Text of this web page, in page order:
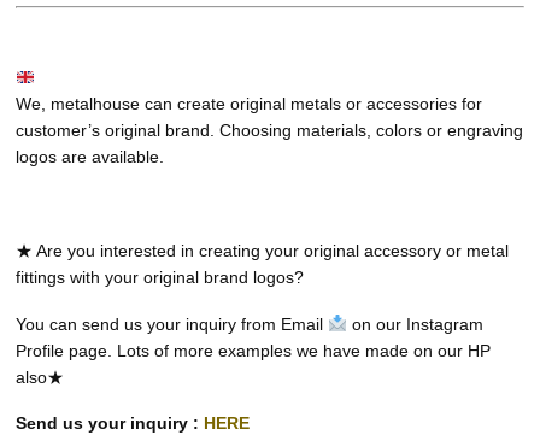
We, metalhouse can create original metals or accessories for
customer’s original brand. Choosing materials, colors or engraving
logos are available.
★ Are you interested in creating your original accessory or metal
fittings with your original brand logos?
You can send us your inquiry from Email
on our Instagram
Profile page. Lots of more examples we have made on our HP
also★
Send us your inquiry : HERE